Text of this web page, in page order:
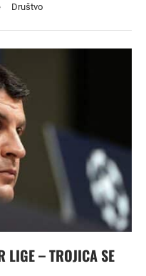
Društvo
LIGE – TROJICA SE